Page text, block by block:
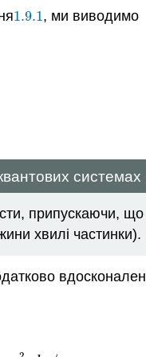
1.9.1
1.9.1, ми виводимо
системах
припускаючи, що
хвилі частинки).